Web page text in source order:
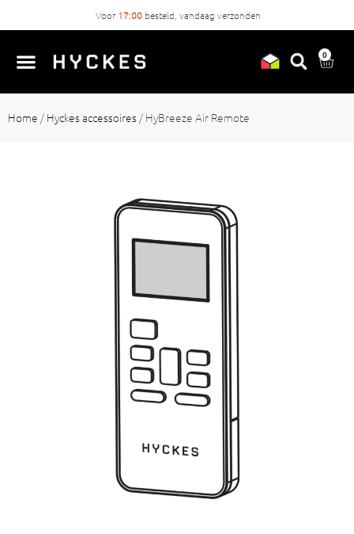
Voor 17:00besteld, vandaag verzonden
0
Home / Hyckes accessoires / HyBreeze Air Remote